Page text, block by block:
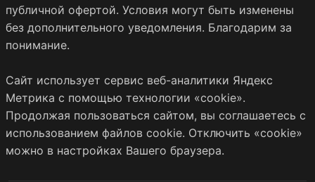
публичной офертой. Условия могут быть изменены
без дополнительного уведомления. Благодарим за
понимание.
Сайт использует сервис веб-аналитики Яндекс
Метрика с помощью технологии «cookie».
Продолжая пользоваться сайтом, вы соглашаетесь с
использованием файлов cookie. Отключить «cookie»
можно в настройках Вашего браузера.